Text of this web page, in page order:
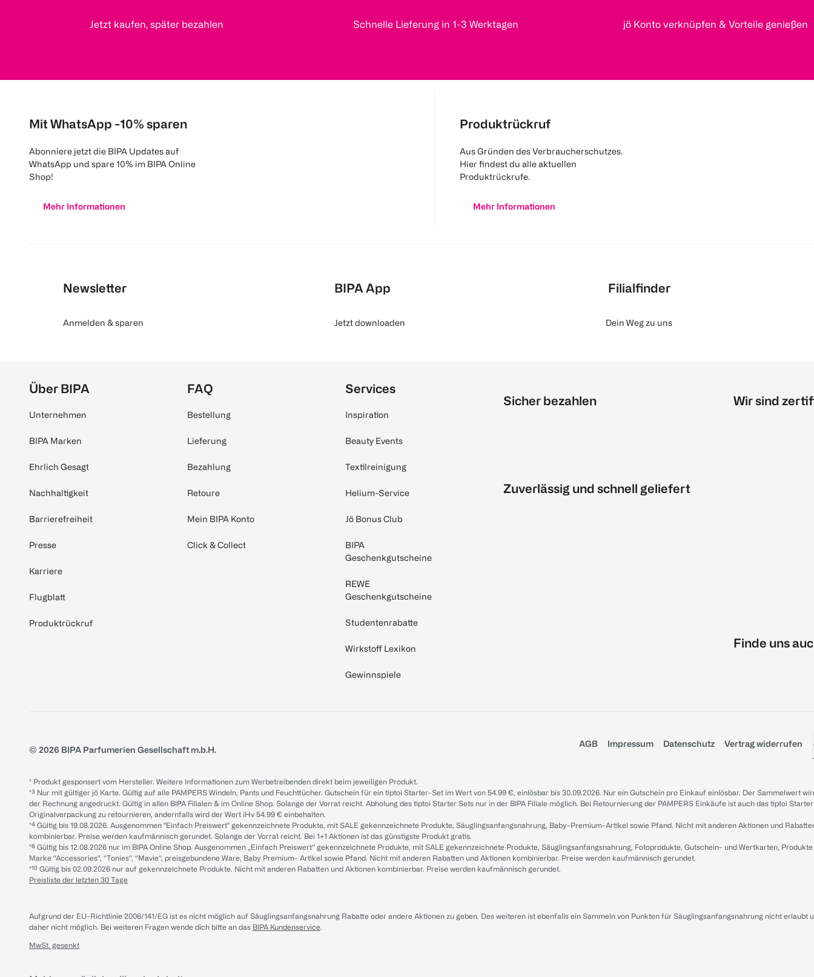
Jetzt kaufen, später bezahlen Schnelle Lieferung in 1-3 Werktagen jö Konto verknüpfen & Vorteile genießen
Mit WhatsApp -10% sparen
Abonniere jetzt die BIPA Updates auf
WhatsApp und spare 10% im BIPA Online
Shop!
Mehr Informationen
Produktrückruf
Aus Gründen des Verbraucherschutzes.
Hier findest du alle aktuellen
Produktrückrufe.
Mehr Informationen
Newsletter
Anmelden & sparen
BIPA App
Jetzt downloaden
Filialfinder
Dein Weg zu uns
Über BIPA
Unternehmen
BIPA Marken
Ehrlich Gesagt
Nachhaltigkeit
Barrierefreiheit
Presse
Karriere
Flugblatt
Produktrückruf
FAQ
Bestellung
Lieferung
Bezahlung
Retoure
Mein BIPA Konto
Click & Collect
Services
Inspiration
Beauty Events
Textilreinigung
Helium-Service
Jö Bonus Club
BIPA
Geschenkgutscheine
REWE
Geschenkgutscheine
Studentenrabatte
Wirkstoff Lexikon
Gewinnspiele
Sicher bezahlen
Zuverlässig und schnell geliefert
Wir sind
Finde uns
© 2026 BIPA Parfumerien Gesellschaft m.b.H.
AGB Impressum Datenschutz Vertrag widerrufen
* Produkt gesponsert vom Hersteller. Weitere Informationen zum Werbetreibenden direkt beim jeweiligen Produkt.
*³ Nur mit gültiger jö Karte. Gültig auf alle PAMPERS Windeln, Pants und Feuchttücher. Gutschein für ein tiptoi Starter-Set im Wert von 54.99 €, einlösbar bis 30.09.2026. Nur ein Gutschein pro Einkauf einlösbar. Der Sammelwert
der Rechnung angedruckt. Gültig in allen BIPA Filialen & im Online Shop. Solange der Vorrat reicht. Abholung des tiptoi Starter Sets nur in der BIPA Filiale möglich. Bei Retournierung der PAMPERS Einkäufe ist auch das tiptoi
Originalverpackung zu retournieren, andernfalls wird der Wert iHv 54.99 € einbehalten.
*⁴ Gültig bis 19.08.2026. Ausgenommen "Einfach Preiswert" gekennzeichnete Produkte, mit SALE gekennzeichnete Produkte, Säuglingsanfangsnahrung, Baby-Premium-Artikel sowie Pfand. Nicht mit anderen Aktionen und
kombinierbar. Preise werden kaufmännisch gerundet. Solange der Vorrat reicht. Bei 1+1 Aktionen ist das günstigste Produkt gratis.
*⁸ Gültig bis 12.08.2026 nur im BIPA Online Shop. Ausgenommen „Einfach Preiswert“ gekennzeichnete Produkte, mit SALE gekennzeichnete Produkte, Säuglingsanfangsnahrung, Fotoprodukte, Gutschein- und Wertkarten,
Marke “Accessories“, “Tonies“, “Mavie“, preisgebundene Ware, Baby Premium- Artikel sowie Pfand. Nicht mit anderen Rabatten und Aktionen kombinierbar. Preise werden kaufmännisch gerundet.
*¹⁰ Gültig bis 02.09.2026 nur auf gekennzeichnete Produkte. Nicht mit anderen Rabatten und Aktionen kombinierbar. Preise werden kaufmännisch gerundet.
Preisliste der letzten 30 Tage
Aufgrund der EU-Richtlinie 2006/141/EG ist es nicht möglich auf Säuglingsanfangsnahrung Rabatte oder andere Aktionen zu geben. Des weiteren ist ebenfalls ein Sammeln von Punkten für Säuglingsanfangsnahrung nicht erlaubt
daher nicht möglich. Bei weiteren Fragen wende dich bitte an das BIPA Kundenservice.
MwSt. gesenkt